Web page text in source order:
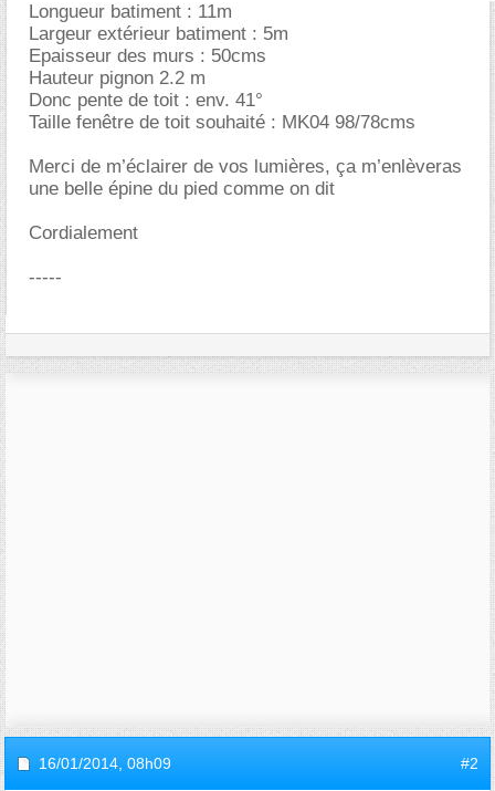
Longueur batiment : 11m
Largeur extérieur batiment : 5m
Epaisseur des murs : 50cms
Hauteur pignon 2.2 m
Donc pente de toit : env. 41°
Taille fenêtre de toit souhaité : MK04 98/78cms
Merci de m’éclairer de vos lumières, ça m’enlèveras
une belle épine du pied comme on dit
Cordialement
-----
16/01/2014, 08h09 #2